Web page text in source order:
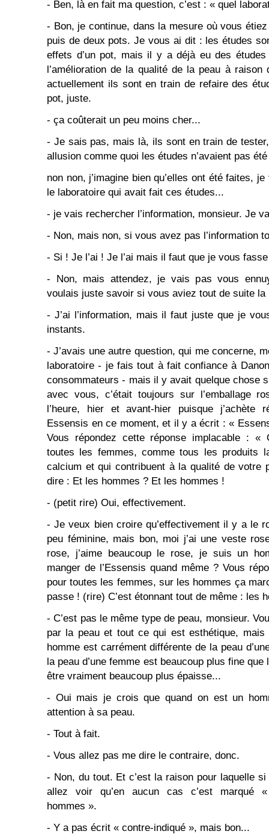
- Ben, là en fait ma question, c’est : « quel
- Bon, je continue, dans la mesure où vous
puis de deux pots. Je vous ai dit : les études
effets d’un pot, mais il y a déjà eu des
l’amélioration de la qualité de la peau à
actuellement ils sont en train de refaire des
pot, juste.
- ça coûterait un peu moins cher...
- Je sais pas, mais là, ils sont en train de
allusion comme quoi les études n’avaient pas
non non, j’imagine bien qu’elles ont été faites,
le laboratoire qui avait fait ces études...
- je vais rechercher l’information, monsieur. Je
- Non, mais non, si vous avez pas l’information
- Si ! Je l’ai ! Je l’ai mais il faut que je vous
- Non, mais attendez, je vais pas vous
voulais juste savoir si vous aviez tout de suite la
- J’ai l’information, mais il faut juste que je
instants.
- J’avais une autre question, qui me concerne,
laboratoire - je fais tout à fait confiance à
consommateurs - mais il y avait quelque chose
avec vous, c’était toujours sur l’emballage
l’heure, hier et avant-hier puisque j’achète
Essensis en ce moment, et il y a écrit : «
Vous répondez cette réponse implacable : «
toutes les femmes, comme tous les produits
calcium et qui contribuent à la qualité de votre
dire : Et les hommes ? Et les hommes !
- (petit rire) Oui, effectivement.
- Je veux bien croire qu’effectivement il y a le
peu féminine, mais bon, moi j’ai une veste
rose, j’aime beaucoup le rose, je suis un
manger de l’Essensis quand même ? Vous
pour toutes les femmes, sur les hommes ça
passe ! (rire) C’est étonnant tout de même : les
- C’est pas le même type de peau, monsieur.
par la peau et tout ce qui est esthétique, mais
homme est carrément différente de la peau
la peau d’une femme est beaucoup plus fine que
être vraiment beaucoup plus épaisse...
- Oui mais je crois que quand on est un
attention à sa peau.
- Tout à fait.
- Vous allez pas me dire le contraire, donc.
- Non, du tout. Et c’est la raison pour laquelle
allez voir qu’en aucun cas c’est marqué
hommes ».
- Y a pas écrit « contre-indiqué », mais bon...